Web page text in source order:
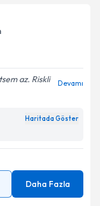
az. Riskli
Devamı
Haritada Göster
Daha Fazla